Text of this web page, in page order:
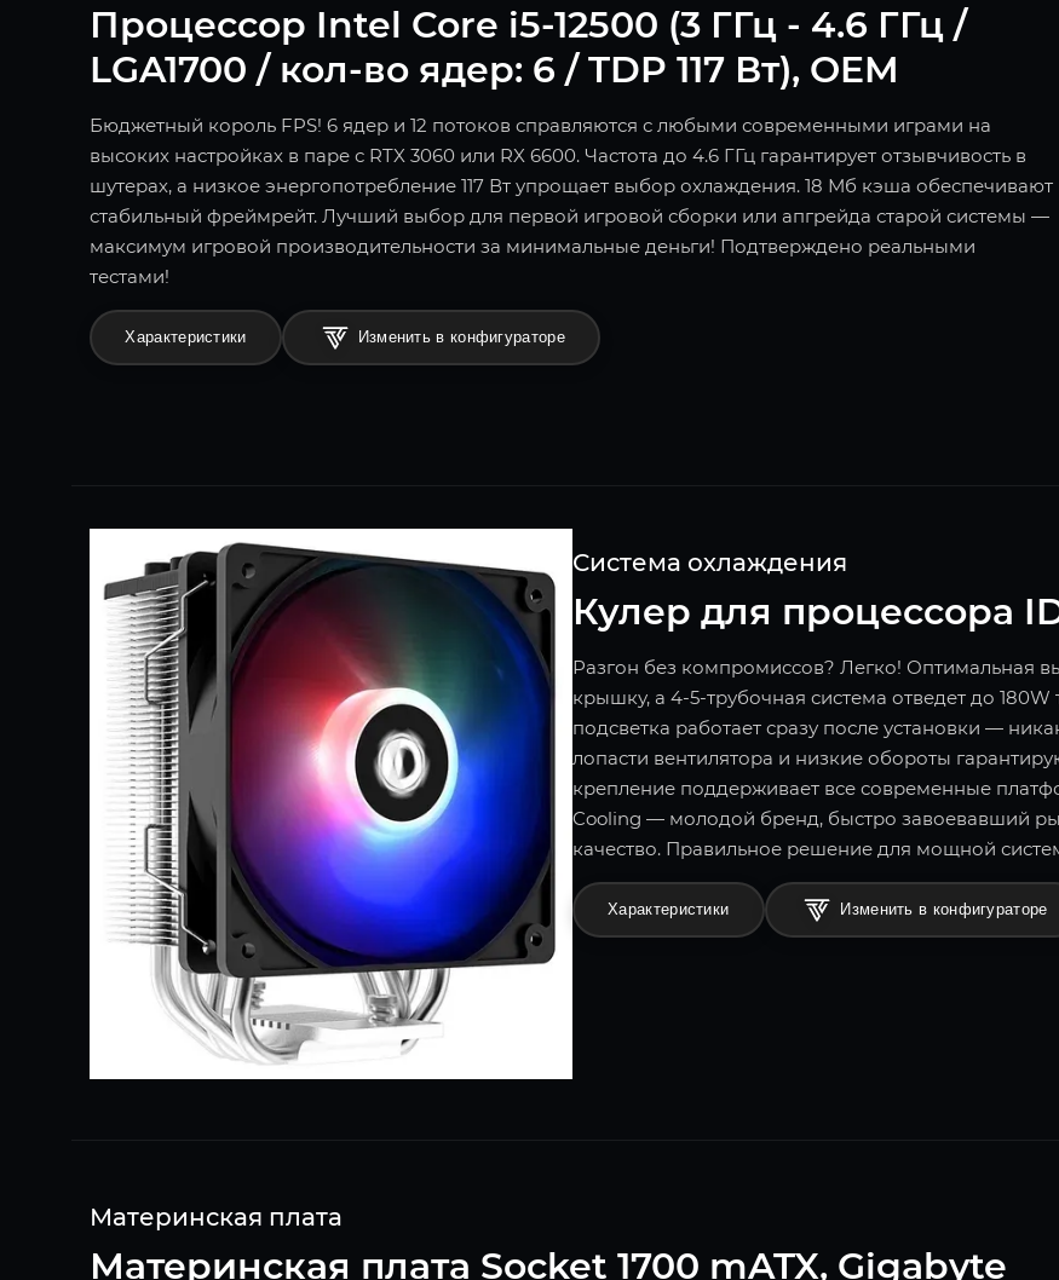
Процессор Intel Core i5-12500 (3 ГГц - 4.6 ГГц /
LGA1700 / кол-во ядер: 6 / TDP 117 Вт), OEM
Бюджетный король FPS! 6 ядер и 12 потоков справляются с любыми современными играми на
высоких настройках в паре с RTX 3060 или RX 6600. Частота до 4.6 ГГц гарантирует отзывчивость в
шутерах, а низкое энергопотребление 117 Вт упрощает выбор охлаждения. 18 Мб кэша обеспечивают
стабильный фреймрейт. Лучший выбор для первой игровой сборки или апгрейда старой системы —
максимум игровой производительности за минимальные деньги! Подтверждено реальными
тестами!
Характеристики Изменить в конфигураторе
Система охлаждения
Кулер для процессора
Разгон без компромиссов? Легко! Оптимальная
крышку, а 4-5-трубочная система отведет до
подсветка работает сразу после установки —
лопасти вентилятора и низкие обороты
крепление поддерживает все современные
Cooling — молодой бренд, быстро завоевавший
качество. Правильное решение для мощной
Характеристики Изменить в конфигураторе
Материнская плата
Материнская плата Socket 1700 mATX, Gigabyte